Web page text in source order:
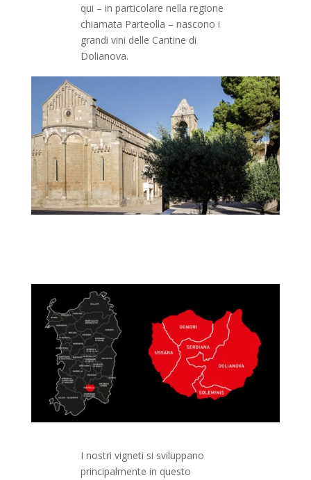
qui – in particolare nella regione
chiamata Parteolla – nascono i
grandi vini delle Cantine di
Dolianova.
I nostri vigneti si sviluppano
principalmente in questo